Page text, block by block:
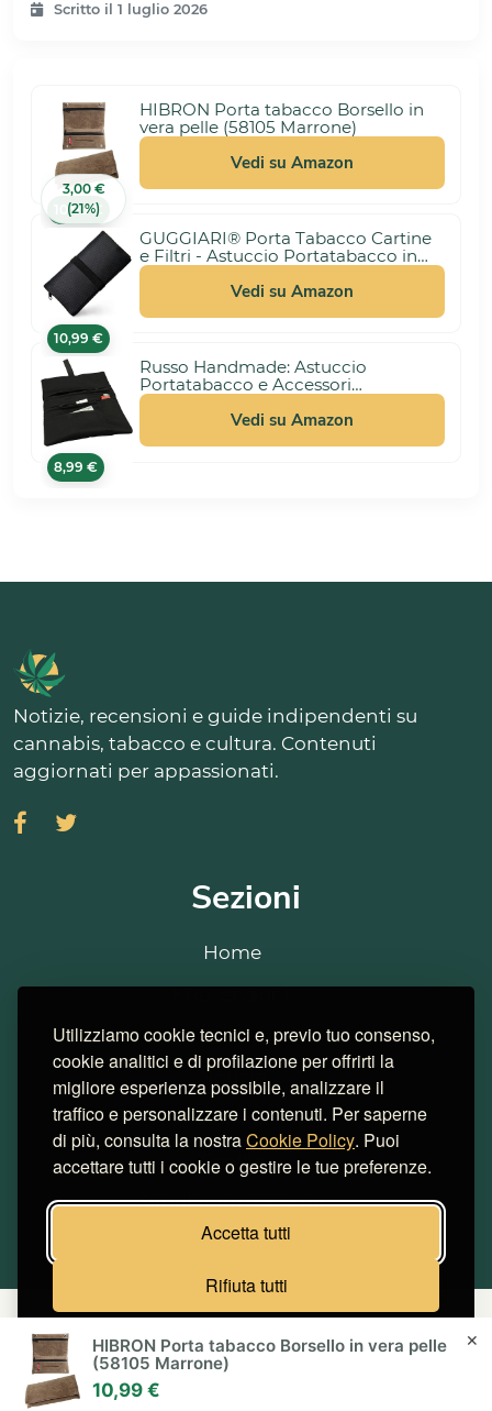
Utilizziamo cookie tecnici e, previo tuo consenso,
cookie analitici e di profilazione per offrirti la
migliore esperienza possibile, analizzare il
traffico e personalizzare i contenuti. Per saperne
di più, consulta la nostraCookie Policy. Puoi
accettare tutti i cookie o gestire le tue preferenze.
Accetta tutti
Rifiuta tutti
Gestisci preferenze
Scritto il 1 luglio 2026
10,99 €
3,00 €
(21%)
HIBRON Porta tabacco Borsello in
vera pelle (58105 Marrone)
Vedi su Amazon
10,99 €
GUGGIARI® Porta Tabacco Cartine
e Filtri - Astuccio Portatabacco in
Tessuto Realizzato a Mano - Porta
Tabacco Donna/Uomo (Pindot -
Black)
Vedi su Amazon
8,99 €
Russo Handmade: Astuccio
Portatabacco e Accessori
Artigianale in Tessuto. Uomo/Donna
con Doppia Cerniera per Tabacco e
Filtri, 4 Scomparti (Nero)
Vedi su Amazon
Notizie, recensioni e guide indipendenti su
cannabis, tabacco e cultura. Contenuti
aggiornati per appassionati.
Sezioni
Home
Recensioni
Strains
Notizie
Consigli
Cookie
Simulatore risparmi
© SmokeStyle 2026 | Tutti i diritti riservati
Miglior Hosting Italiano Cookie
HIBRON Porta tabacco Borsello in vera pelle
(58105 Marrone)
10,99 €
✕